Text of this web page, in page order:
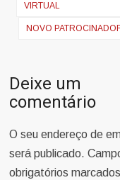
artigos
VIRTUAL
NOVO
Deixe um
comentário
O seu endereço de
será publicado.
obrigatórios